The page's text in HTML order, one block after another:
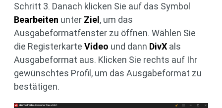
Schritt 3. Danach klicken Sie auf das Symbol
Bearbeiten unter Ziel, um das
Ausgabeformatfenster zu öffnen. Wählen Sie
die Registerkarte Video und dann DivX als
Ausgabeformat aus. Klicken Sie rechts auf Ihr
gewünschtes Profil, um das Ausgabeformat zu
bestätigen.